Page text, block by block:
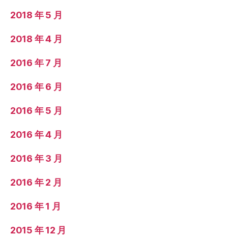
2018 年 5 月
2018 年 4 月
2016 年 7 月
2016 年 6 月
2016 年 5 月
2016 年 4 月
2016 年 3 月
2016 年 2 月
2016 年 1 月
2015 年 12 月